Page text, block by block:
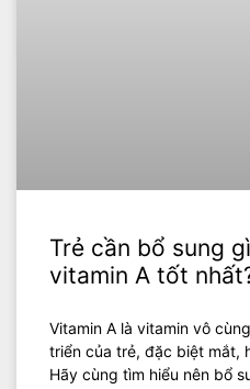
Trẻ cần bổ sung
vitamin A tốt
Vitamin A là vitamin vô
triển của trẻ, đặc biệt mắt,
Hãy cùng tìm hiểu nên bổ